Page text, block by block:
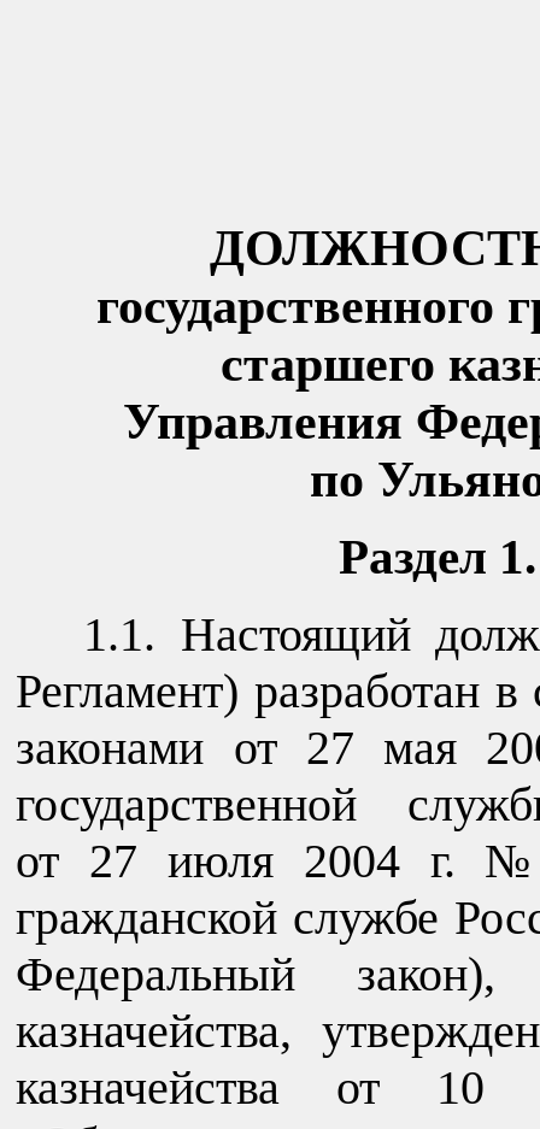
государственного
старшего
Управления
по
Раздел
1.1. Настоящий
Регламент) разработан
законами от 27 мая
государственной
от 27 июля 2004 г. №
гражданской службе
Федеральный закон),
казначейства,
казначейства от